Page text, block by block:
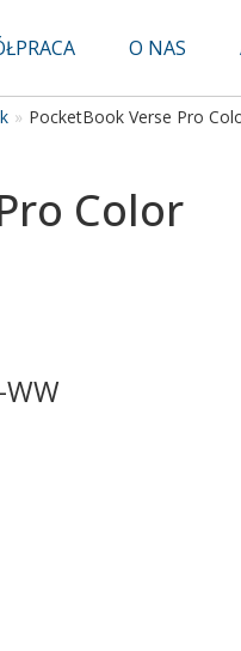
O NAS
PocketBook Verse Pro
Color
WW